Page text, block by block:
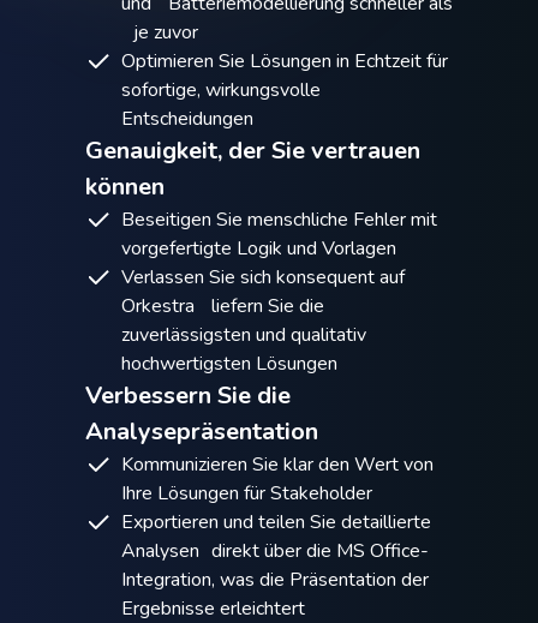
je zuvor
Optimieren Sie Lösungen in Echtzeit für
sofortige, wirkungsvolle
Entscheidungen
Genauigkeit, der Sie vertrauen
können
Beseitigen Sie menschliche Fehler mit
vorgefertigte Logik und Vorlagen
Verlassen Sie sich konsequent auf
Orkestra liefern Sie die
zuverlässigsten und qualitativ
hochwertigsten Lösungen
Verbessern Sie die
Analysepräsentation
Kommunizieren Sie klar den Wert von
Ihre Lösungen für Stakeholder
Exportieren und teilen Sie detaillierte
Analysen direkt über die MS Office-
Integration, was die Präsentation der
Ergebnisse erleichtert